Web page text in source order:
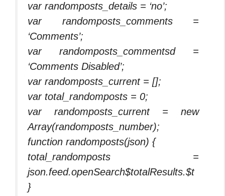
var randomposts_details = ‘no’;
var randomposts_comments =
‘Comments’;
var randomposts_commentsd =
‘Comments Disabled’;
var randomposts_current = [];
var total_randomposts = 0;
var randomposts_current = new
Array(randomposts_number);
function randomposts(json) {
total_randomposts =
json.feed.openSearch$totalResults.$t
}